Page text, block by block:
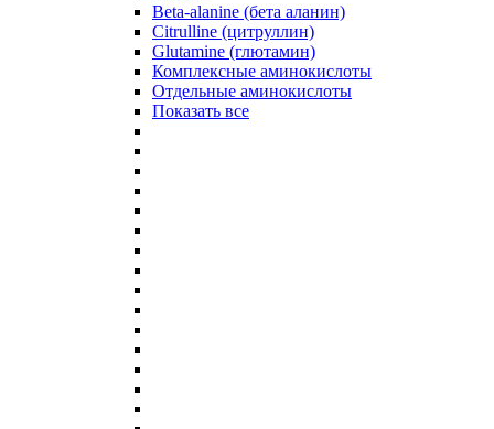
Beta-alanine (бета аланин)
Citrulline (цитруллин)
Glutamine (глютамин)
Комплексные аминокислоты
Отдельные аминокислоты
Показать все